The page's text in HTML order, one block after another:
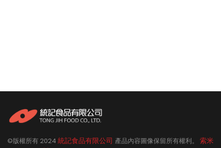
©版權所有 2024 統記食品有限公司 產品內容圖像保留所有權利。 索米